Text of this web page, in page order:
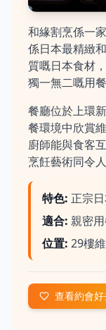
和緣割烹係一
係日本最精緻
質嘅日本食材
獨一無二嘅用餐
餐廳位於上環
餐環境中欣賞
廚師能與食客
烹飪藝術同令
特色: 正宗
適合: 親密
位置: 29樓
查看約會好